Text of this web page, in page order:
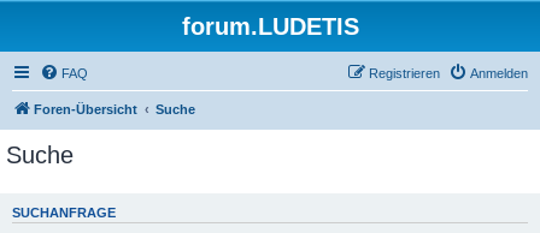
forum.LUDETIS
FAQ Anmelden
Registrieren
Foren-Übersicht Suche
Suche
SUCHANFRAGE